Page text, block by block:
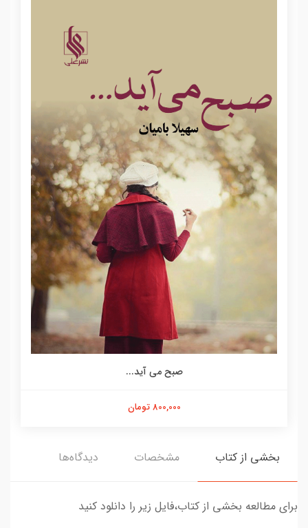
صبح می آید...
800,000 تومان
بخشی از کتاب مشخصات دیدگاه‌ها
برای مطالعه بخشی از کتاب،فایل زیر را دانلود کنید